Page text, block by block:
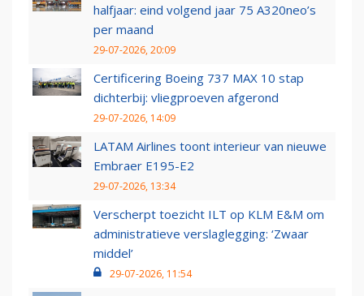
halfjaar: eind volgend jaar 75 A320neo’s
per maand
29-07-2026, 20:09
Certificering Boeing 737 MAX 10 stap
dichterbij: vliegproeven afgerond
29-07-2026, 14:09
LATAM Airlines toont interieur van nieuwe
Embraer E195-E2
29-07-2026, 13:34
Verscherpt toezicht ILT op KLM E&M om
administratieve verslaglegging: ‘Zwaar
middel’
29-07-2026, 11:54